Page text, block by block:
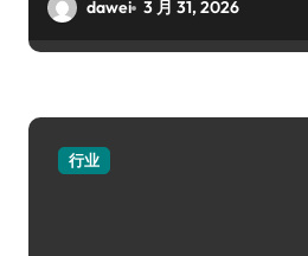
dawei 3 月 31, 2026
行业